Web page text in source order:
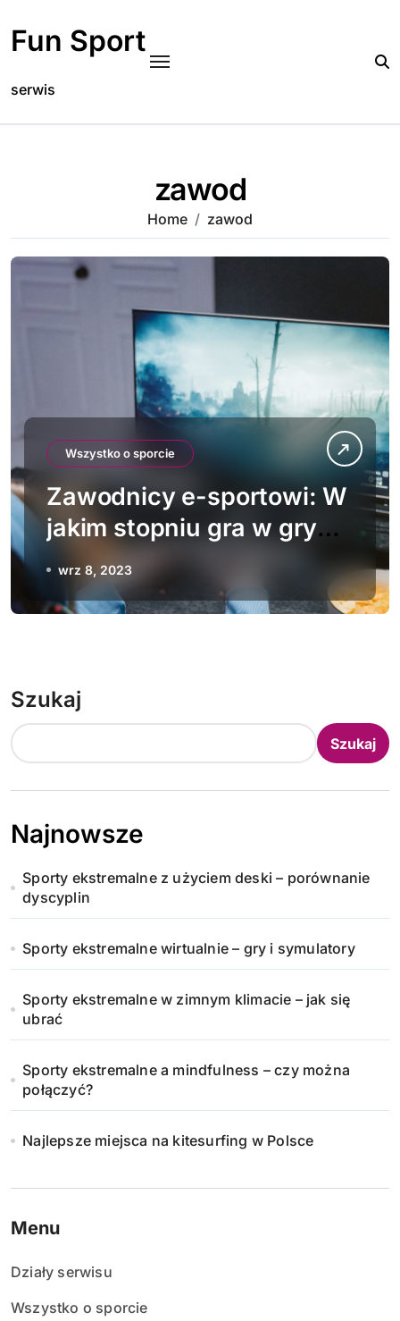
content
Fun Sport
serwis
zawod
Home zawod
Wszystko o sporcie
Zawodnicy e-sportowi: W
jakim stopniu gra w gry
komputerowe jest
sportem?
wrz 8, 2023
Szukaj
Szukaj
Najnowsze
Sporty ekstremalne z użyciem deski – porównanie
dyscyplin
Sporty ekstremalne wirtualnie – gry i symulatory
Sporty ekstremalne w zimnym klimacie – jak się
ubrać
Sporty ekstremalne a mindfulness – czy można
połączyć?
Najlepsze miejsca na kitesurfing w Polsce
Menu
Działy serwisu
Wszystko o sporcie